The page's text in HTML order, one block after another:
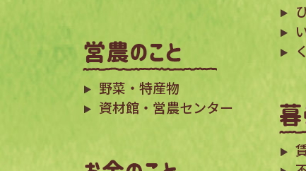
野菜・特産物
資材館・営農センター